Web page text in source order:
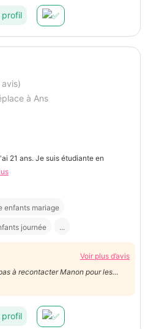
profil
avis)
à Ans
21 ans. Je suis étudiante en
enfants mariage
journée ...
Voir plus d’avis
à recontacter Manon pour les
profil